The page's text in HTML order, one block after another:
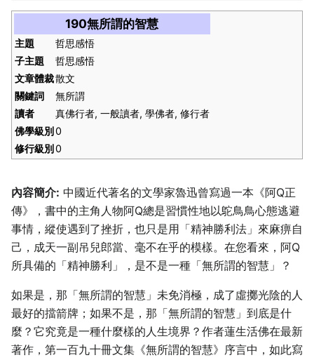
190無所謂的智慧
主題
哲思感悟
子主題
哲思感悟
文章體裁散文
關鍵詞
無所謂
讀者
真佛行者, 一般讀者, 學佛者, 修行者
佛學級別0
修行級別0
內容簡介: 中國近代著名的文學家魯迅曾寫過一本《阿Q正
傳》，書中的主角人物阿Q總是習慣性地以鴕鳥鳥心態逃避
事情，縱使遇到了挫折，也只是用「精神勝利法」來麻痹自
己，成天一副吊兒郎當、毫不在乎的模樣。在您看來，阿Q
所具備的「精神勝利」，是不是一種「無所謂的智慧」？
如果是，那「無所謂的智慧」未免消極，成了虛擲光陰的人
最好的擋箭牌；如果不是，那「無所謂的智慧」到底是什
麼？它究竟是一種什麼樣的人生境界？作者蓮生活佛在最新
著作，第一百九十冊文集《無所謂的智慧》序言中，如此寫